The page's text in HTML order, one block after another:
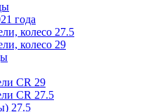
года
колесо 27.5
колесо 29
CR 29
CR 27.5
27.5